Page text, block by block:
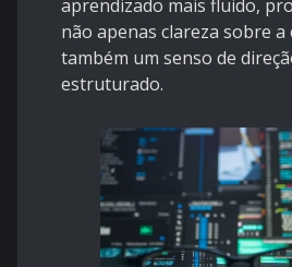
aprendizado mais fluido,
não apenas clareza sobre a
também um senso de
estruturado.